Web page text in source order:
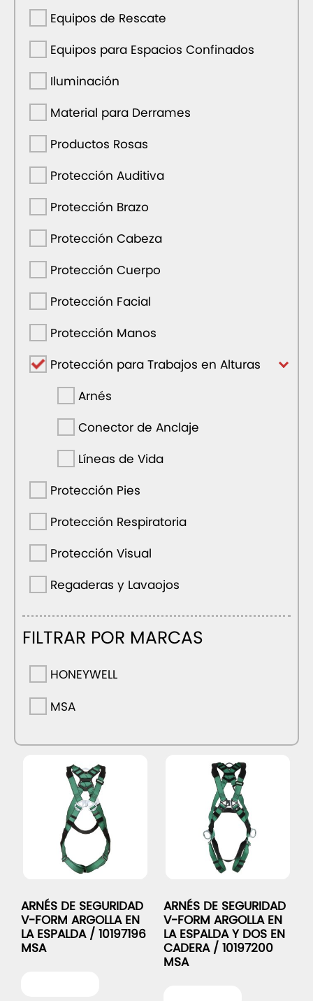
Equipos de Rescate
Equipos para Espacios Confinados
Iluminación
Material para Derrames
Productos Rosas
Protección Auditiva
Protección Brazo
Protección Cabeza
Protección Cuerpo
Protección Facial
Protección Manos
Protección para Trabajos en Alturas
Arnés
Conector de Anclaje
Líneas de Vida
Protección Pies
Protección Respiratoria
Protección Visual
Regaderas y Lavaojos
FILTRAR POR MARCAS
HONEYWELL
MSA
ARNÉS DE SEGURIDAD
V-FORM ARGOLLA EN
LA ESPALDA / 10197196
MSA
ARNÉS DE SEGURIDAD
V-FORM ARGOLLA EN
LA ESPALDA Y DOS EN
CADERA / 10197200
MSA